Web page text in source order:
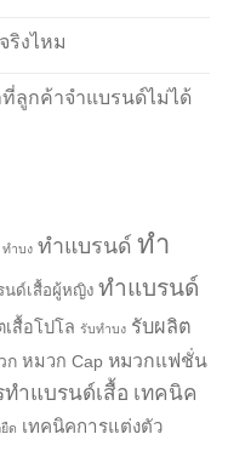
ริงไหม
ที่ลูกค้าจำแบรนด์ไม่ได้
ทำบง ทำแบรนด์ ทำ
นด์เสื้อผู้หญิง ทำแบรนด์
เสื้อโปโล รับทำบง รับผลิต
ก หมวก Cap หมวกแฟชั่น
ำแบรนด์เสื้อ เทคนิค
ด เทคนิคการแต่งตัว